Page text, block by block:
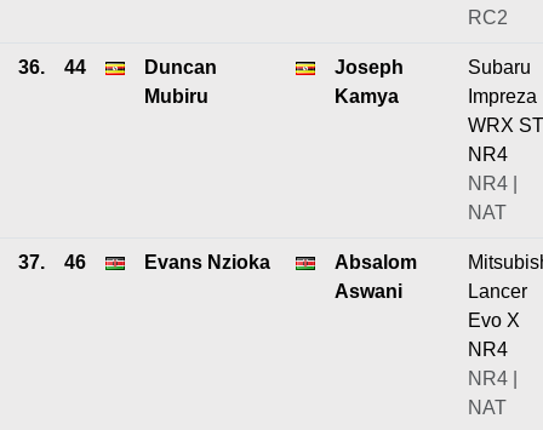
RC2
36. 44
Duncan
Mubiru
Joseph
Kamya
Subaru
Impreza
WRX
NR4
NR4 |
NAT
37. 46 Evans Nzioka
Absalom
Aswani
Lancer
Evo X
NR4
NR4 |
NAT